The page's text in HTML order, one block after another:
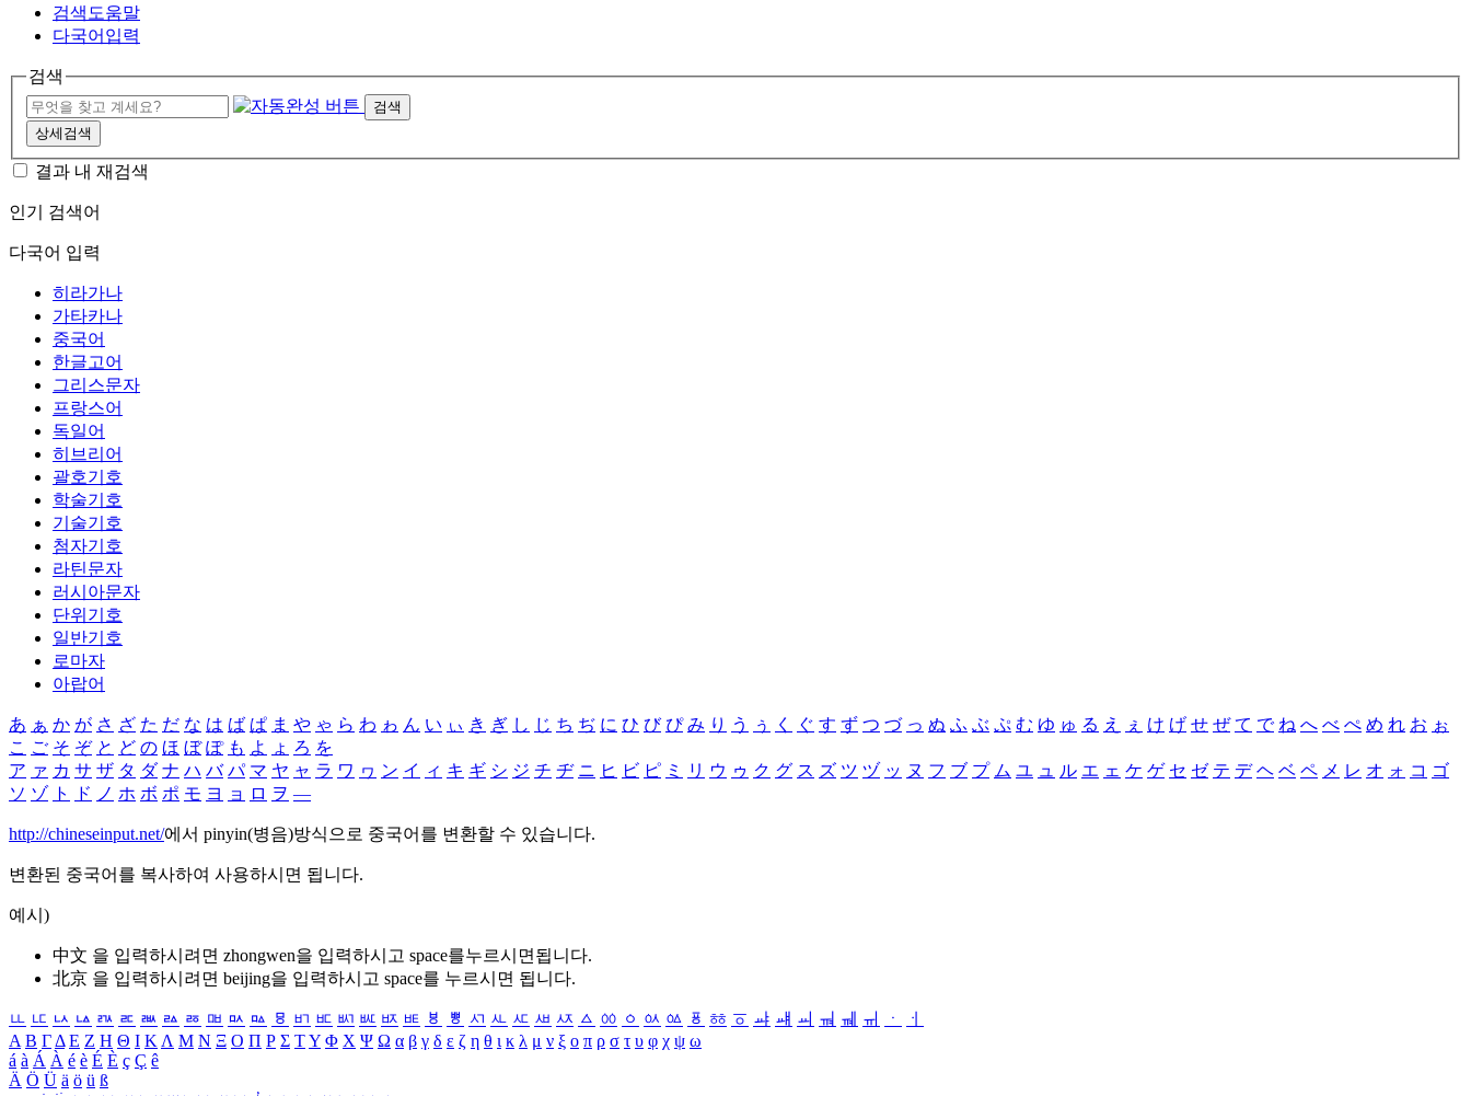
검색도움말
다국어입력
검색
검색
상세검색
결과 내 재검색
인기 검색어
다국어 입력
히라가나
가타카나
중국어
한글고어
그리스문자
프랑스어
독일어
히브리어
괄호기호
학술기호
기술기호
첨자기호
라틴문자
러시아문자
단위기호
일반기호
로마자
아랍어
あ ぁ か が さ ざ た だ な は ば ぱ ま や ゃ ら わ ゎ ん い ぃ き ぎ し じ ち ぢ に ひ び ぴ み り う ぅ く ぐ す ず つ づ っ ぬ ふ ぶ ぷ む ゆ ゅ る え ぇ け げ せ ぜ て で ね へ べ ぺ め れ お ぉ
こ ご そ ぞ と ど の ほ ぼ ぽ も よ ょ ろ を
ア ァ カ サ ザ タ ダ ナ ハ バ パ マ ヤ ャ ラ ワ ヮ ン イ ィ キ ギ シ ジ チ ヂ ニ ヒ ビ ピ ミ リ ウ ゥ ク グ ス ズ ツ ヅ ッ ヌ フ ブ プ ム ユ ュ ル エ ェ ケ ゲ セ ゼ テ デ ヘ ベ ペ メ レ オ ォ コ ゴ
ソ ゾ ト ド ノ ホ ボ ポ モ ヨ ョ ロ ヲ ―
http://chineseinput.net/에서 pinyin(병음)방식으로 중국어를 변환할 수 있습니다.
변환된 중국어를 복사하여 사용하시면 됩니다.
예시)
中文 을 입력하시려면 zhongwen을 입력하시고 space를누르시면됩니다.
北京 을 입력하시려면 beijing을 입력하시고 space를 누르시면 됩니다.
ㅥ ㅦ ㅧ ㅨ ㅩ ㅪ ㅫ ㅬ ㅭ ㅮ ㅯ ㅰ ㅱ ㅲ ㅳ ㅴ ㅵ ㅶ ㅷ ㅸ ㅹ ㅺ ㅻ ㅼ ㅽ ㅾ ㅿ ㆀ ㆁ ㆂ ㆃ ㆄ ㆅ ㆆ ㆇ ㆈ ㆉ ㆊ ㆋ ㆌ ㆍ
ㆎ
Α Β ΓΔ Ε Ζ Η Θ Ι ΚΛ Μ Ν Ξ Ο Π Ρ Σ ΤΥ Φ Χ Ψ Ω α β γ δ ε ζ η θ ι κ λ μ ν ξ ο π ρ σ τ υ φ χ ψ ω
á à Á À é è É È ç Ç ê
Ä Ö Ü ä ö ü ß